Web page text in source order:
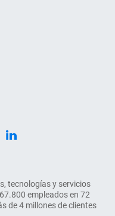
tecnologías y servicios
empleados en 72
de 4 millones de clientes